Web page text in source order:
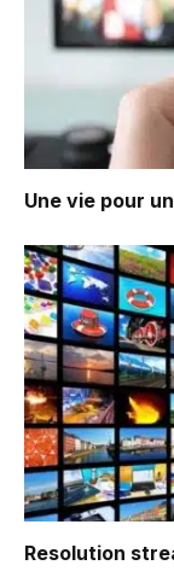
Une vie pour
Resolution